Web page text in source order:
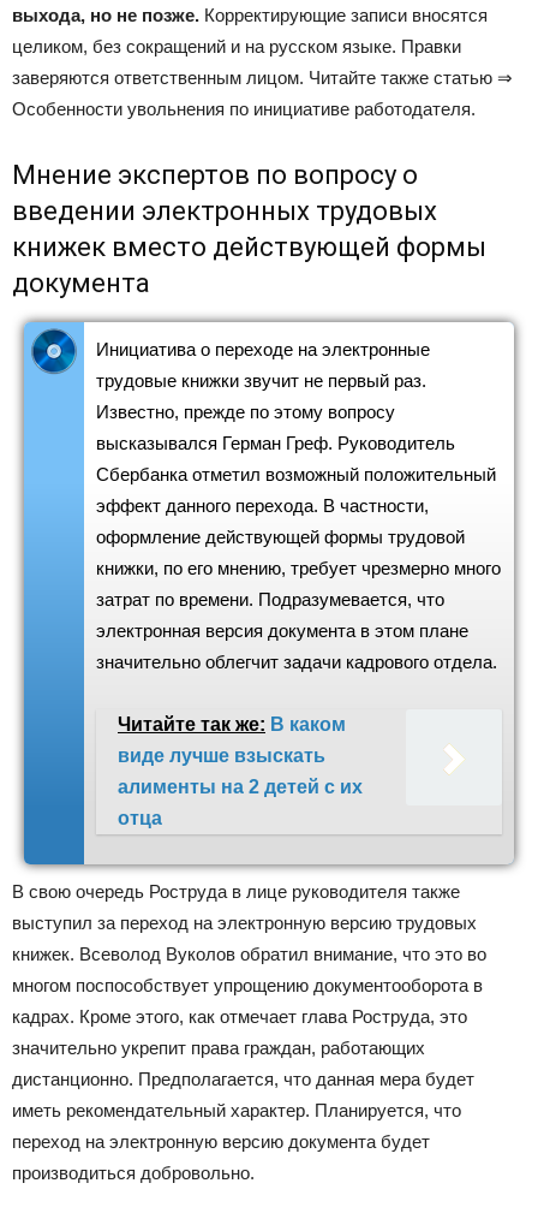
выхода, но не позже. Корректирующие записи вносятся
целиком, без сокращений и на русском языке. Правки
заверяются ответственным лицом. Читайте также статью ⇒
Особенности увольнения по инициативе работодателя.
Мнение экспертов по вопросу о
введении электронных трудовых
книжек вместо действующей формы
документа
Инициатива о переходе на электронные
трудовые книжки звучит не первый раз.
Известно, прежде по этому вопросу
высказывался Герман Греф. Руководитель
Сбербанка отметил возможный положительный
эффект данного перехода. В частности,
оформление действующей формы трудовой
книжки, по его мнению, требует чрезмерно много
затрат по времени. Подразумевается, что
электронная версия документа в этом плане
значительно облегчит задачи кадрового отдела.
Читайте так же: В каком
виде лучше взыскать
алименты на 2 детей с их
отца
В свою очередь Роструда в лице руководителя также
выступил за переход на электронную версию трудовых
книжек. Всеволод Вуколов обратил внимание, что это во
многом поспособствует упрощению документооборота в
кадрах. Кроме этого, как отмечает глава Роструда, это
значительно укрепит права граждан, работающих
дистанционно. Предполагается, что данная мера будет
иметь рекомендательный характер. Планируется, что
переход на электронную версию документа будет
производиться добровольно.